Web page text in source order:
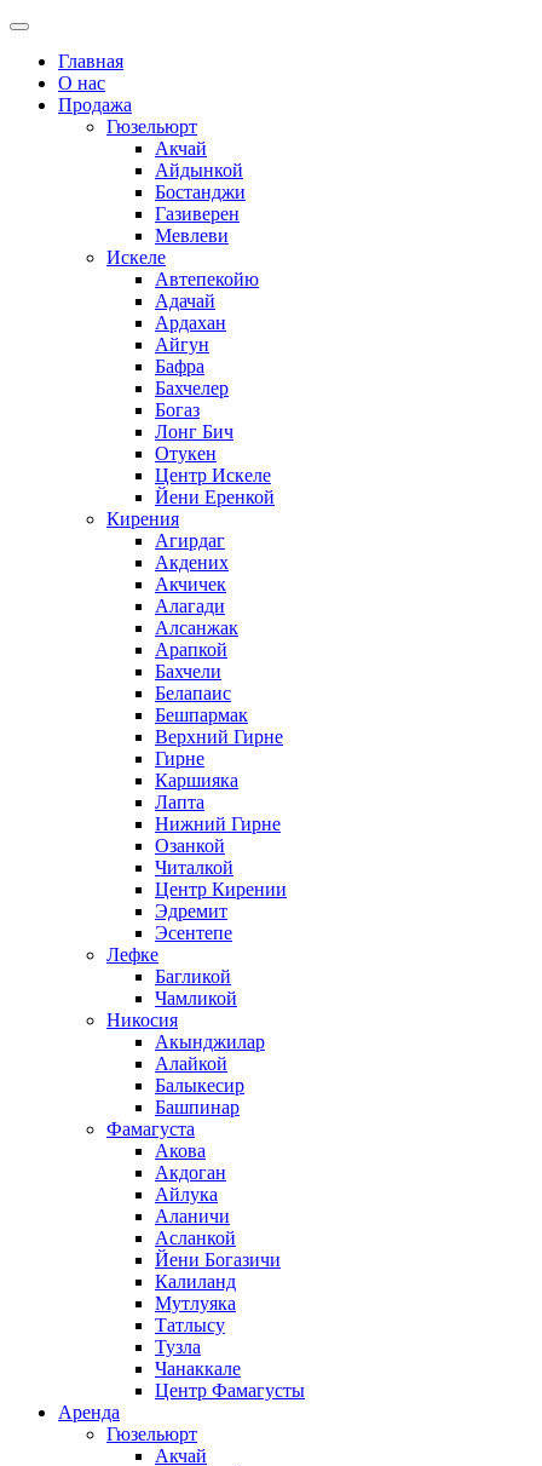
Главная
О нас
Продажа
Гюзельюрт
Акчай
Айдынкой
Бостанджи
Газиверен
Мевлеви
Искеле
Автепекойю
Адачай
Ардахан
Айгун
Бафра
Бахчелер
Богаз
Лонг Бич
Отукен
Центр Искеле
Йени Еренкой
Кирения
Агирдаг
Акдених
Акчичек
Алагади
Алсанжак
Арапкой
Бахчели
Белапаис
Бешпармак
Верхний Гирне
Гирне
Каршияка
Лапта
Нижний Гирне
Озанкой
Читалкой
Центр Кирении
Эдремит
Эсентепе
Лефке
Багликой
Чамликой
Никосия
Акынджилар
Алайкой
Балыкесир
Башпинар
Фамагуста
Акова
Акдоган
Айлука
Аланичи
Асланкой
Йени Богазичи
Калиланд
Мутлуяка
Татлысу
Тузла
Чанаккале
Центр Фамагусты
Аренда
Гюзельюрт
Акчай